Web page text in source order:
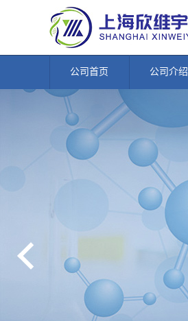
公司首页 公司介绍